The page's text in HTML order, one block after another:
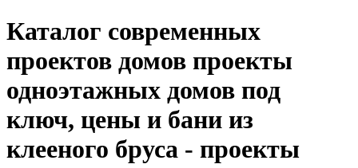
Каталог современных
проектов домов проекты
одноэтажных домов под
ключ, цены и бани из
клееного бруса - проекты